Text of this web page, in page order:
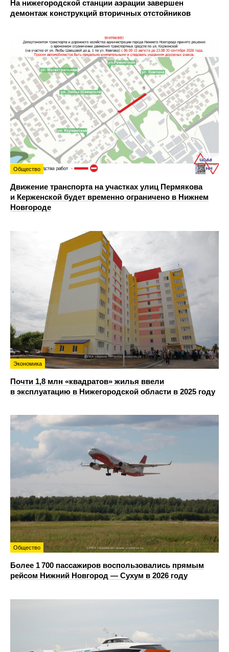
На нижегородской станции аэрации завершен
демонтаж конструкций вторичных отстойников
Общество
Движение транспорта на участках улиц Пермякова
и Керженской будет временно ограничено в Нижнем
Новгороде
Экономика
Почти 1,8 млн «квадратов» жилья ввели
в эксплуатацию в Нижегородской области в 2025 году
Общество
Более 1 700 пассажиров воспользовались прямым
рейсом Нижний Новгород — Сухум в 2026 году